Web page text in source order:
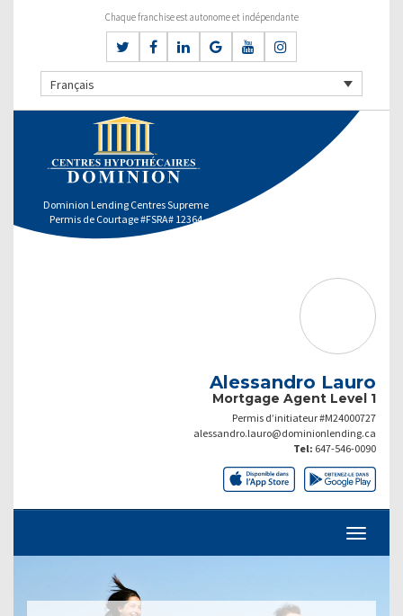
Chaque franchise est autonome et indépendante
Français
Dominion Lending Centres Supreme
Permis de Courtage #FSRA# 12364
Alessandro Lauro
Mortgage Agent Level 1
Permis d’initiateur #M24000727
alessandro.lauro@dominionlending.ca
Tel: 647-546-0090